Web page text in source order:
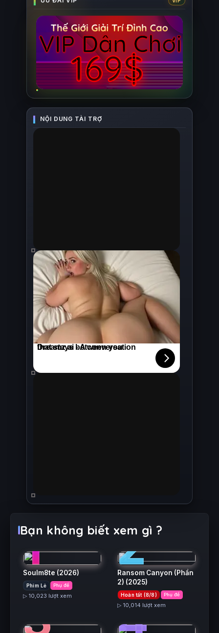
Bạn không biết xem gì ?
1
Soulm8te (2026)
Phim Lẻ Phụ đề
▷ 10,023 lượt xem
2
Ransom Canyon (Phần
2) (2025)
Hoàn tất (8/8) Phụ đề
▷ 10,014 lượt xem
3 4